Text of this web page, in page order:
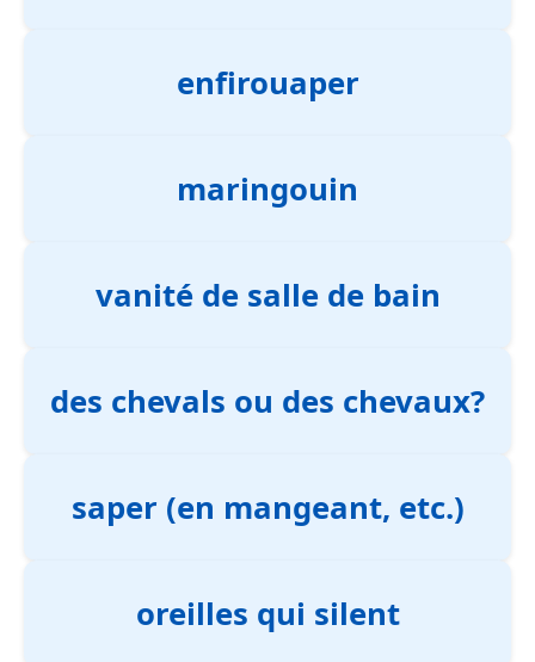
enfirouaper
maringouin
vanité de salle de bain
des chevals ou des chevaux?
saper (en mangeant, etc.)
oreilles qui silent